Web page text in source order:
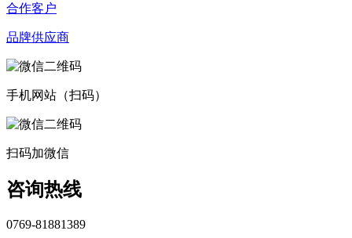
合作客户
品牌供应商
手机网站（扫码）
扫码加微信
咨询热线
0769-81881389